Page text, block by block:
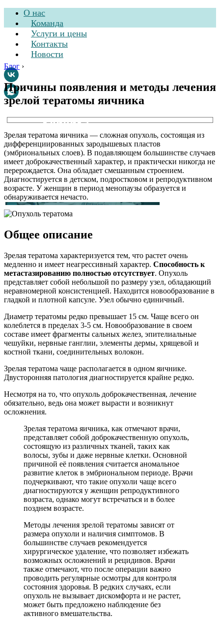
О нас
Команда
Услуги и цены
Контакты
Новости
Стоматологическая
клиника
Блог ›
Причины появления и методы лечения
зрелой тератомы яичника
Зрелая тератома яичника — сложная опухоль, состоящая из
дифференциированных зародышевых пластов
(эмбриональных слоев). В подавляющем большинстве случаев
имеет доброкачественный характер, и практически никогда не
перерождается. Она обладает смешанным строением.
Диагностируется в детском, подростковом и репродуктивном
возрасте. У женщин в период менопаузы образуется и
обнаруживается нечасто.
Общее описание
Зрелая тератома характеризуется тем, что растет очень
медленно и имеет неагрессивный характер. Способность к
метастазированию полностью отсутствует. Опухоль
представляет собой небольшой по размеру узел, обладающий
неравномерной консистенцией. Находится новообразование в
гладкой и плотной капсуле. Узел обычно единичный.
Диаметр тератомы редко превышает 15 см. Чаще всего он
колеблется в пределах 3-5 см. Новообразование в своем
составе имеет фрагменты сальных желез, эпителиальные
чешуйки, нервные ганглии, элементы дермы, хрящевой и
костной ткани, соединительных волокон.
Зрелая тератома чаще располагается в одном яичнике.
Двусторонняя патология диагностируется крайне редко.
Несмотря на то, что опухоль доброкачественная, лечение
обязательно, ведь она может вырасти и возникнут
осложнения.
Зрелая тератома яичника, как отмечают врачи,
представляет собой доброкачественную опухоль,
состоящую из различных тканей, таких как
волосы, зубы и даже нервные клетки. Основной
причиной её появления считается аномальное
развитие клеток в эмбриональном периоде. Врачи
подчеркивают, что такие опухоли чаще всего
диагностируются у женщин репродуктивного
возраста, однако могут встречаться и в более
позднем возрасте.
Методы лечения зрелой тератомы зависят от
размера опухоли и наличия симптомов. В
большинстве случаев рекомендуется
хирургическое удаление, что позволяет избежать
возможных осложнений и рецидивов. Врачи
также отмечают, что после операции важно
проводить регулярные осмотры для контроля
состояния здоровья. В редких случаях, если
опухоль не вызывает дискомфорта и не растет,
может быть предложено наблюдение без
активного вмешательства.